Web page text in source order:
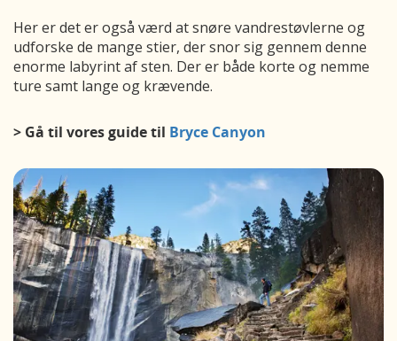
Her er det er også værd at snøre vandrestøvlerne og
udforske de mange stier, der snor sig gennem denne
enorme labyrint af sten. Der er både korte og nemme
ture samt lange og krævende.
> Gå til vores guide til Bryce Canyon